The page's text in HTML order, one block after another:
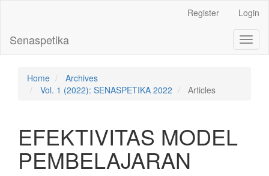
Content
Sidebar
Register Login
Senaspetika
Home
Archives
Vol. 1 (2022): SENASPETIKA 2022
Articles
EFEKTIVITAS MODEL
PEMBELAJARAN